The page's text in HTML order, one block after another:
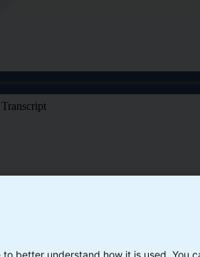
better understand how it is used. You